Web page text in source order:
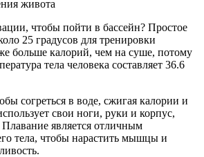
чтобы пойти в бассейн? Простое
25 градусов для тренировки
больше калорий, чем на суше, потому
тела человека составляет 36.6
согреться в воде, сжигая калории и
свои ноги, руки и корпус,
является отличным
тела, чтобы нарастить мышцы и